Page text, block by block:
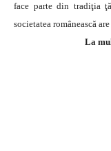
face parte din tradiţia
societatea românească
La